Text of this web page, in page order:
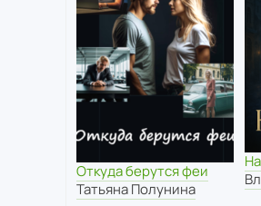
Откуда берутся феи
Татьяна Полунина